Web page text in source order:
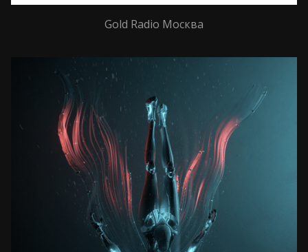
Gold Radio Москва